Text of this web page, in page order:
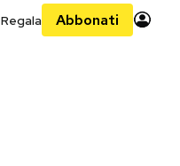
Regala Abbonati